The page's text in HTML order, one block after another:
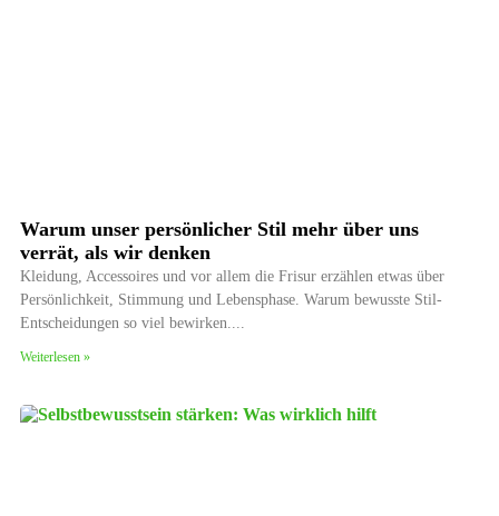
Warum unser persönlicher Stil mehr über uns
verrät, als wir denken
Kleidung, Accessoires und vor allem die Frisur erzählen etwas über
Persönlichkeit, Stimmung und Lebensphase. Warum bewusste Stil-
Entscheidungen so viel bewirken.
Weiterlesen »